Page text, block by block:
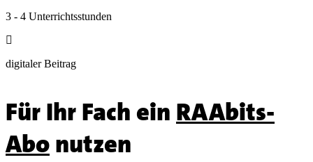
3 - 4 Unterrichtsstunden

digitaler Beitrag
Für Ihr Fach ein RAAbits-
Abonutzen